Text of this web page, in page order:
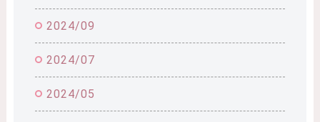
2024/09
2024/07
2024/05